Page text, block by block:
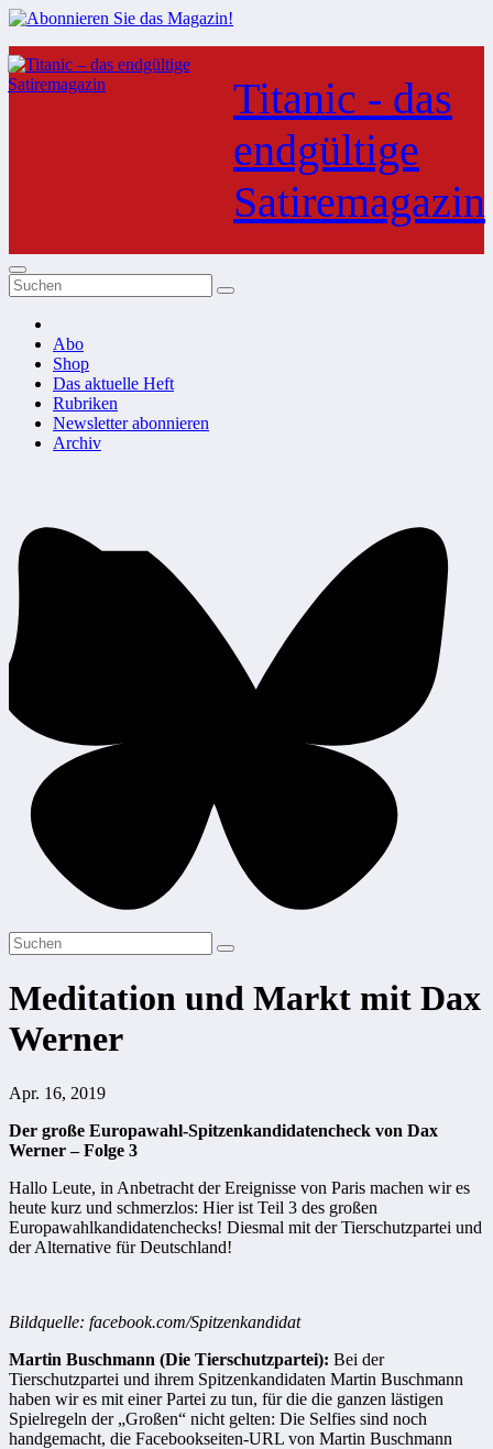
Zum
Inhalt
springen
Titanic - das
endgültige
Satiremagazin
Abo
Shop
Das aktuelle Heft
Rubriken
Newsletter abonnieren
Archiv
Meditation und Markt mit Dax
Werner
Apr. 16, 2019
Der große Europawahl-Spitzenkandidatencheck von Dax
Werner – Folge 3
Hallo Leute, in Anbetracht der Ereignisse von Paris machen wir es
heute kurz und schmerzlos: Hier ist Teil 3 des großen
Europawahlkandidatenchecks! Diesmal mit der Tierschutzpartei und
der Alternative für Deutschland!
Bildquelle: facebook.com/Spitzenkandidat
Martin Buschmann (Die Tierschutzpartei): Bei der
Tierschutzpartei und ihrem Spitzenkandidaten Martin Buschmann
haben wir es mit einer Partei zu tun, für die die ganzen lästigen
Spielregeln der „Großen“ nicht gelten: Die Selfies sind noch
handgemacht, die Facebookseiten-URL von Martin Buschmann